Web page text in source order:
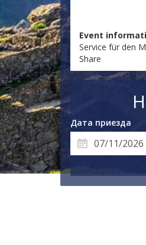
Event
Service für den
Share
Дата приезда